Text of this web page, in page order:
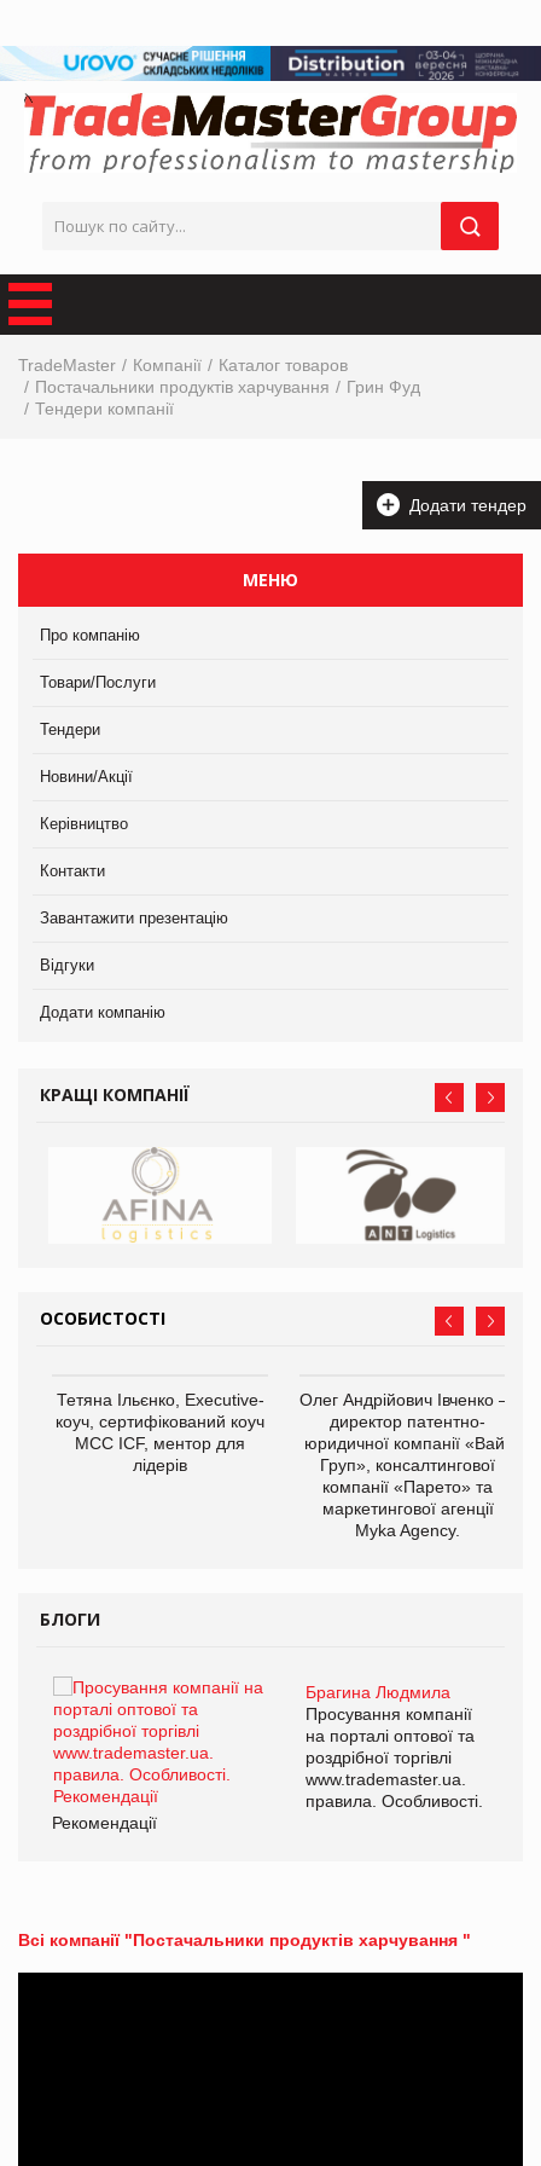
TradeMaster Компанії
Каталог товаров
Постачальники продуктів харчування
Грин Фуд
Тендери компанії
Додати тендер
МЕНЮ
Про компанію
Товари/Послуги
Тендери
Новини/Акції
Керівництво
Контакти
Завантажити презентацію
Відгуки
Додати компанію
КРАЩІ КОМПАНІЇ
ОСОБИСТОСТІ
Тетяна Ільєнко, Executive-
коуч, сертифікований коуч
МСС ICF, ментор для
лідерів
Олег Андрійович Івченко —
директор патентно-
юридичної компанії «Вайз
Груп», консалтингової
компанії «Парето» та
маркетингової агенції
Myka Agency.
БЛОГИ
Брагина Людмила
Просування компанії
на порталі оптової та
роздрібної торгівлі
www.trademaster.ua.
правила. Особливості.
Рекомендації
Всі компанії "Постачальники продуктів харчування "